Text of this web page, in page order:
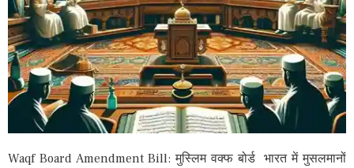
Waqf Board Amendment Bill: मुस्लिम वक्फ बोर्ड भारत में मुसलमानों